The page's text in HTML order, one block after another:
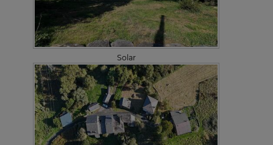
Solar